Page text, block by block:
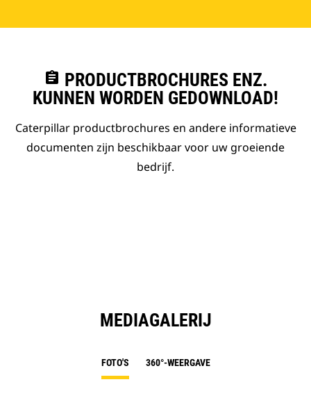
assignment PRODUCTBROCHURES ENZ.
KUNNEN WORDEN GEDOWNLOAD!
Caterpillar productbrochures en andere informatieve
documenten zijn beschikbaar voor uw groeiende
bedrijf.
MEDIAGALERIJ
FOTO'S 360°-WEERGAVE